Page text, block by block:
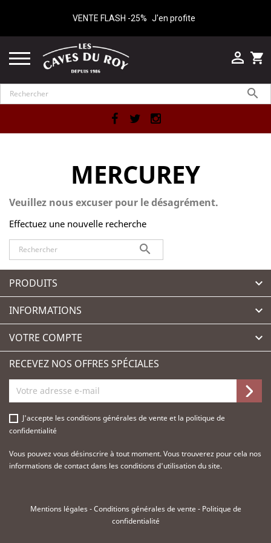
VENTE FLASH -25% J'en profite
shopping_cart


Facebook
MERCUREY
Veuillez nous excuser pour le désagrément.
Effectuez une nouvelle recherche

PRODUITS 
INFORMATIONS 
VOTRE COMPTE 
RECEVEZ NOS OFFRES SPÉCIALES
J'accepte lesconditions générales de vente et la politique de
confidentialité
Vous pouvez vous désinscrire à tout moment. Vous trouverez pour cela nos
informations de contact dans les conditions d'utilisation du site.
Mentions légales-Conditions générales de vente - Politique de
confidentialité